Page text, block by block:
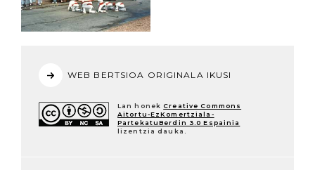
WEB BERTSIOA ORIGINALA IKUSI
Lan honek Creative Commons
Aitortu-EzKomertziala-
PartekatuBerdin 3.0 Espainia
lizentzia dauka.